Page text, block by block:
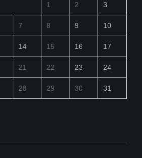
1 2 3
7 8 9 10
14 15 16 17
21 22 23 24
28 29 30 31